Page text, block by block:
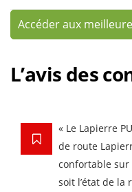
Accéder aux
L’avis des
« Le Lapierre
de route
confortable sur
soit l’état de la